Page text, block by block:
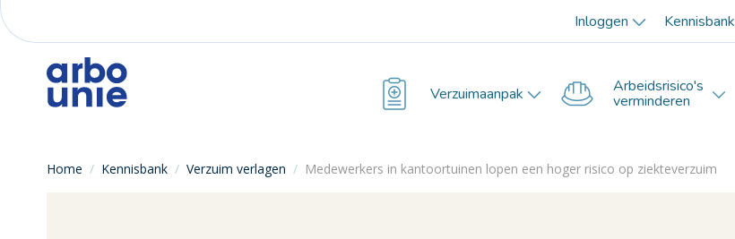
Inloggen Kennisbank
Verzuimaanpak Arbeidsrisico's
verminderen
Home / Kennisbank / Verzuim verlagen / Medewerkers in kantoortuinen lopen een hoger risico op ziekteverzuim